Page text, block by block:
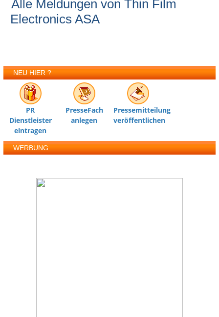
Alle Meldungen von Thin Film
Electronics ASA
NEU HIER ?
PR
Dienstleister
eintragen
PresseFach
anlegen
Pressemitteilung
veröffentlichen
WERBUNG